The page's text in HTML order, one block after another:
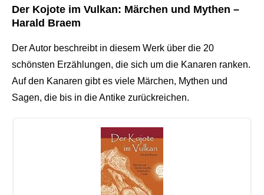
Der Kojote im Vulkan: Märchen und Mythen –
Harald Braem
Der Autor beschreibt in diesem Werk über die 20
schönsten Erzählungen, die sich um die Kanaren ranken.
Auf den Kanaren gibt es viele Märchen, Mythen und
Sagen, die bis in die Antike zurückreichen.